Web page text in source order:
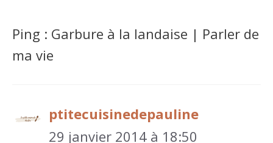
Ping : Garbure à la landaise | Parler de
ma vie
ptitecuisinedepauline
29 janvier 2014 à 18:50